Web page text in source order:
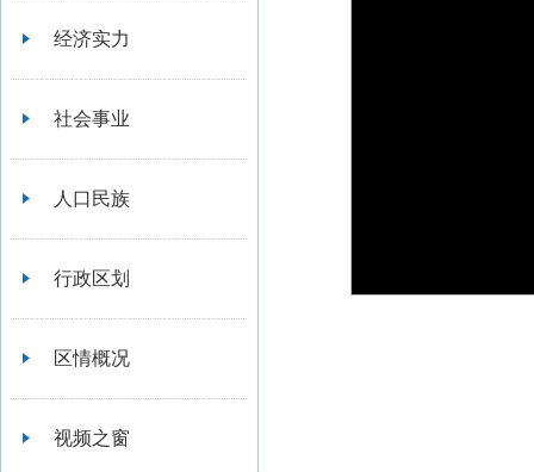
经济实力
社会事业
人口民族
行政区划
区情概况
视频之窗